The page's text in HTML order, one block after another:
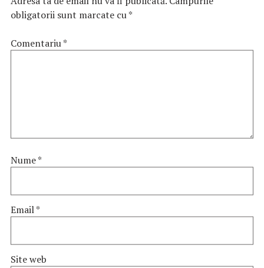
obligatorii sunt marcate cu*
Comentariu*
Nume*
Email*
Site web